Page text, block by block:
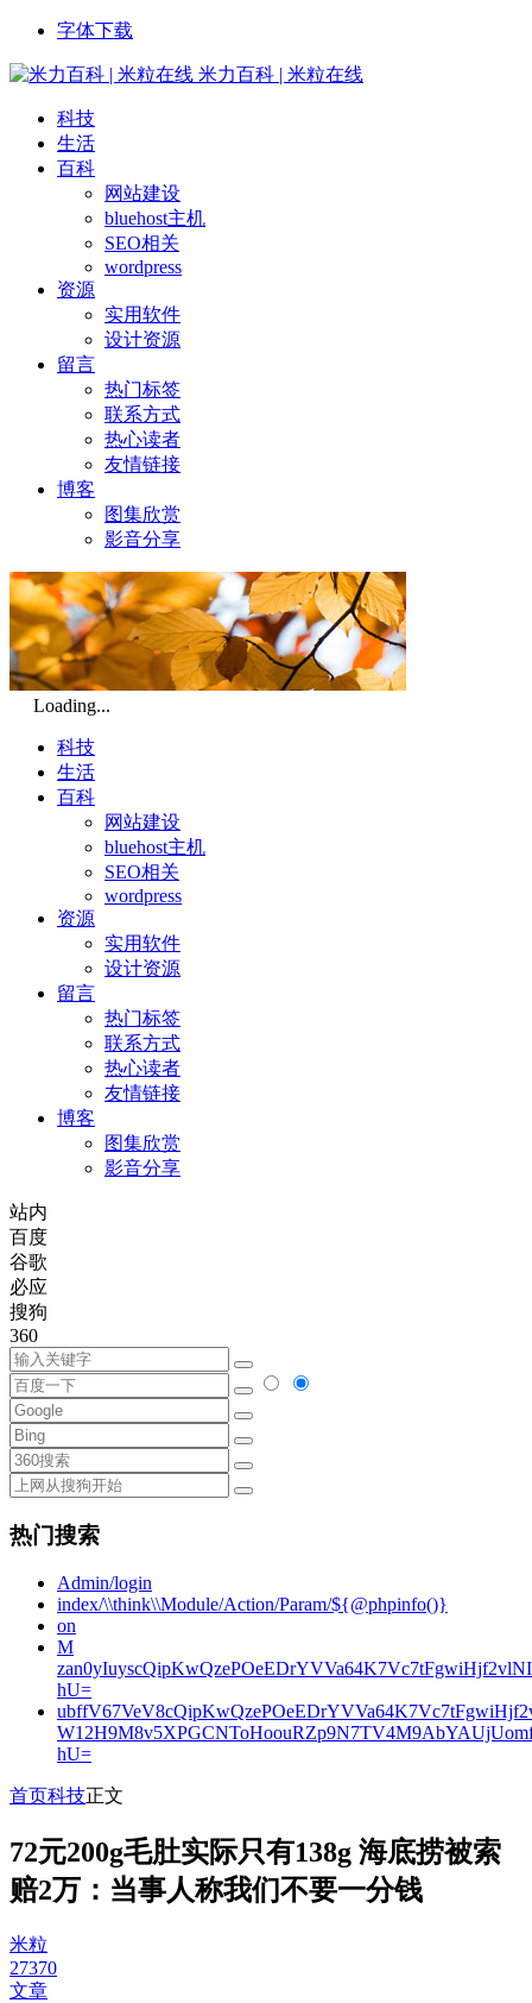
字体下载
米力百科 | 米粒在线
科技
生活
百科
网站建设
bluehost主机
SEO相关
wordpress
资源
实用软件
设计资源
留言
热门标签
联系方式
热心读者
友情链接
博客
图集欣赏
影音分享
Loading...
科技
生活
百科
网站建设
bluehost主机
SEO相关
wordpress
资源
实用软件
设计资源
留言
热门标签
联系方式
热心读者
友情链接
博客
图集欣赏
影音分享
站内
百度
谷歌
必应
搜狗
360
热门搜索
Admin/login
index/\\think\\Module/Action/Param/${@phpinfo()}
on
M
hU=
hU=
首页科技正文
72元200g毛肚实际只有138g 海底捞被索
赔2万：当事人称我们不要一分钱
米粒
27370
文章